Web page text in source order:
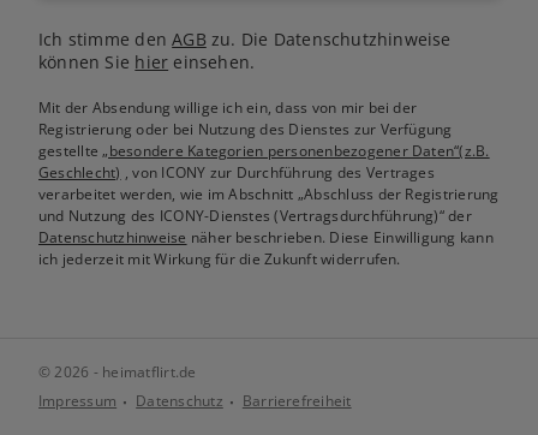
Ich stimme denAGB zu. Die Datenschutzhinweise
können Sie hier einsehen.
Mit der Absendung willige ich ein, dass von mir bei der
Registrierung oder bei Nutzung des Dienstes zur Verfügung
gestellte„besondere Kategorien personenbezogener Daten“(z.B.
Geschlecht) , von ICONY zur Durchführung des Vertrages
verarbeitet werden, wie im Abschnitt „Abschluss der Registrierung
und Nutzung des ICONY-Dienstes (Vertragsdurchführung)“ der
Datenschutzhinweise näher beschrieben. Diese Einwilligung kann
ich jederzeit mit Wirkung für die Zukunft widerrufen.
© 2026 - heimatflirt.de
Impressum
Datenschutz Barrierefreiheit